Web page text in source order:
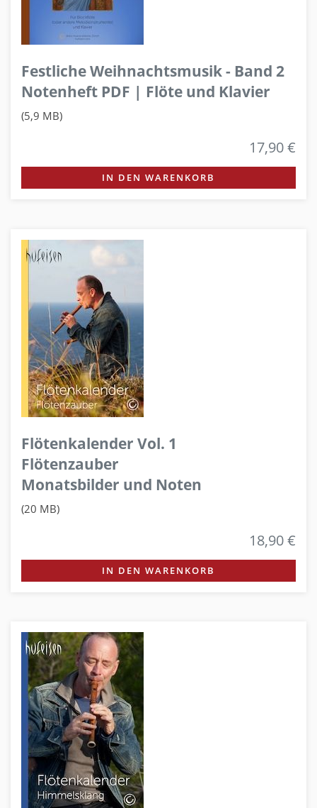
Festliche Weihnachtsmusik - Band 2
Notenheft PDF | Flöte und Klavier
(5,9 MB)
17,90 €
IN DEN WARENKORB
Flötenkalender Vol. 1
Flötenzauber
Monatsbilder und Noten
(20 MB)
18,90 €
IN DEN WARENKORB